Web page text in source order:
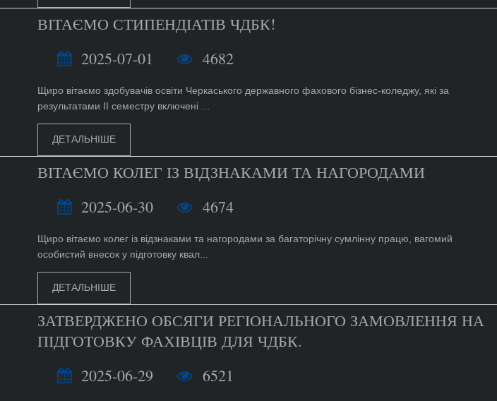
ВІТАЄМО СТИПЕНДІАТІВ ЧДБК!
2025-07-01
4682
Щиро вітаємо здобувачів освіти Черкаського державного фахового бізнес-коледжу, які за
результатами II семестру включені ...
ДЕТАЛЬНІШЕ
ВІТАЄМО КОЛЕГ ІЗ ВІДЗНАКАМИ ТА НАГОРОДАМИ
2025-06-30
4674
Щиро вітаємо колег із відзнаками та нагородами за багаторічну сумлінну працю, вагомий
особистий внесок у підготовку квал...
ДЕТАЛЬНІШЕ
ЗАТВЕРДЖЕНО ОБСЯГИ РЕГІОНАЛЬНОГО ЗАМОВЛЕННЯ НА
ПІДГОТОВКУ ФАХІВЦІВ ДЛЯ ЧДБК.
2025-06-29
6521